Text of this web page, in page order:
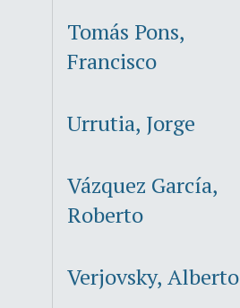
Tomás Pons,
Francisco
Urrutia, Jorge
Vázquez García,
Roberto
Verjovsky, Alberto